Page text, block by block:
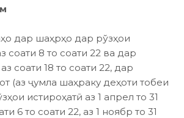
дар шаҳрҳо дар рўзҳои
соати 8 то соати 22 ва дар
соати 18 то соати 22, дар
(аз ҷумла шаҳраку деҳоти тобеи
истироҳатӣ аз 1 апрел то 31
6 то соати 22, аз 1 ноябр то 31